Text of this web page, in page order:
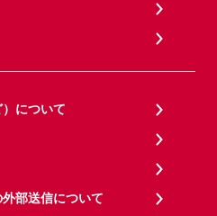
について
部送信について